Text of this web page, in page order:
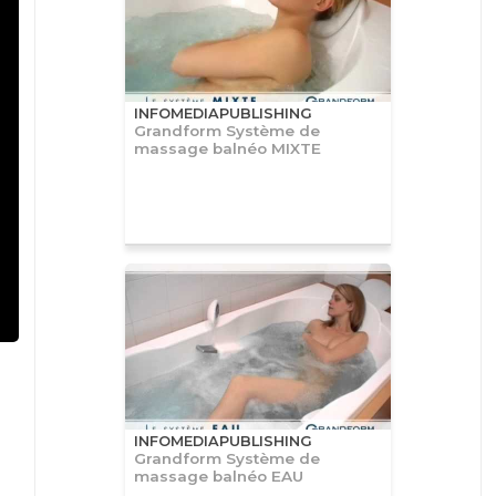
INFOMEDIAPUBLISHING
Grandform Système de
massage balnéo MIXTE
INFOMEDIAPUBLISHING
Grandform Système de
massage balnéo EAU